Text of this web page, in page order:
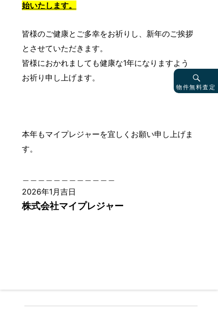
始いたします。
皆様のご健康とご多幸をお祈りし、新年のご挨拶
とさせていただきます。
皆様におかれましても健康な1年になりますよう
お祈り申し上げます。
本年もマイプレジャーを宜しくお願い申し上げま
す。
2026年1月吉日
株式会社マイプレジャー
物件無料査定